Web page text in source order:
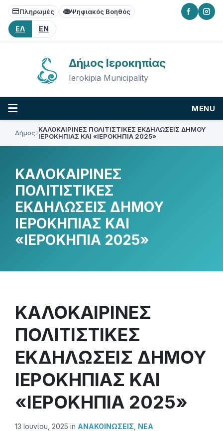
Skip
content
Skip
main
navigation
Skip
footer
Πληρωμές Ψηφιακός Βοηθός
ΕΛ EN
Δήμος Ιεροκηπίας
Ierokipia Municipality
MENU
Δήμος ΚΑΛΟΚΑΙΡΙΝΕΣ ΠΟΛΙΤΙΣΤΙΚΕΣ ΕΚΔΗΛΩΣΕΙΣ ΔΗΜΟΥ
ΙΕΡΟΚΗΠΙΑΣ ΚΑΙ «ΙΕΡΟΚΗΠΙΑ 2025»
ΚΑΛΟΚΑΙΡΙΝΕΣ
ΠΟΛΙΤΙΣΤΙΚΕΣ
ΕΚΔΗΛΩΣΕΙΣ ΔΗΜΟΥ
ΙΕΡΟΚΗΠΙΑΣ ΚΑΙ
«ΙΕΡΟΚΗΠΙΑ 2025»
ΚΑΛΟΚΑΙΡΙΝΕΣ
ΠΟΛΙΤΙΣΤΙΚΕΣ
ΕΚΔΗΛΩΣΕΙΣ ΔΗΜΟΥ
ΙΕΡΟΚΗΠΙΑΣ ΚΑΙ
«ΙΕΡΟΚΗΠΙΑ 2025»
13 Ιουνίου, 2025 in ΑΝΑΚΟΙΝΏΣΕΙΣ ΝΕΑ